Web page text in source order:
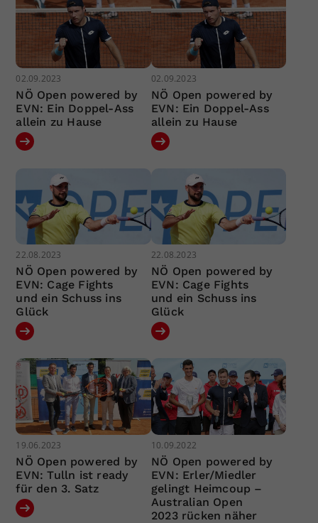
02.09.2023
NÖ Open powered by
EVN: Ein Doppel-Ass
allein zu Hause
02.09.2023
NÖ Open powered by
EVN: Ein Doppel-Ass
allein zu Hause
22.08.2023
NÖ Open powered by
EVN: Cage Fights
und ein Schuss ins
Glück
22.08.2023
NÖ Open powered by
EVN: Cage Fights
und ein Schuss ins
Glück
19.06.2023
NÖ Open powered by
EVN: Tulln ist ready
für den 3. Satz
10.09.2022
NÖ Open powered by
EVN: Erler/Miedler
gelingt Heimcoup –
Australian Open
2023 rücken näher